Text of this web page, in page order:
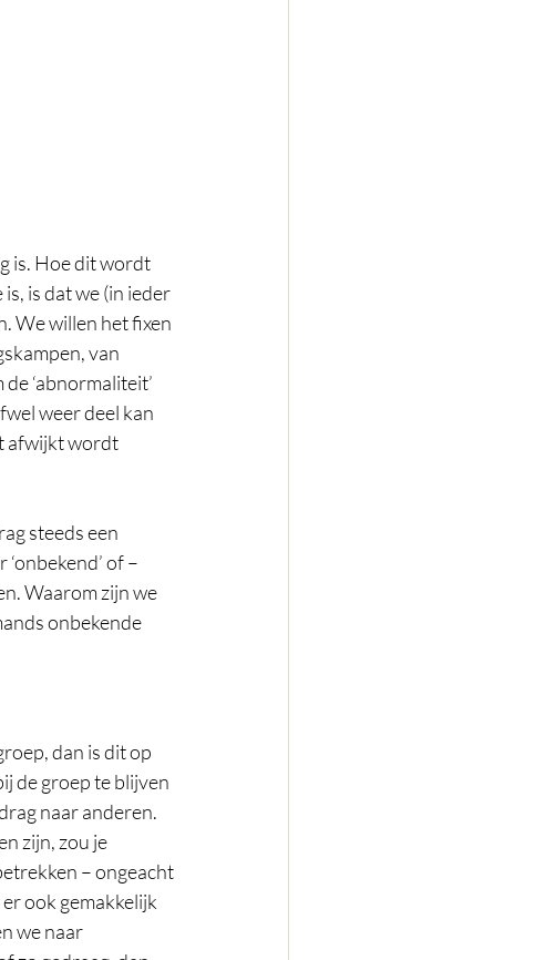
is. Hoe dit wordt
is dat we (in ieder
We willen het fixen
van
‘abnormaliteit’
weer deel kan
afwijkt wordt
steeds een
of –
Waarom zijn we
onbekende
dan is dit op
de groep te blijven
naar anderen.
zijn, zou je
– ongeacht
ook gemakkelijk
we naar